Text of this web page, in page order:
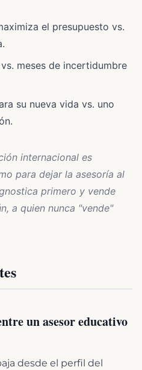
el presupuesto vs.
meses de incertidumbre
su nueva vida vs. uno
internacional es
para dejar la asesoría al
primero y vende
a quien nunca "vende"
un asesor educativo
desde el perfil del